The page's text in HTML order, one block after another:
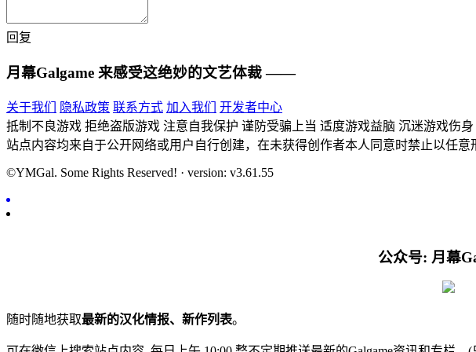
回复
月幕Galgame 来感受这绝妙的文艺体裁 ——
关于我们 隐私政策 联系方式 加入我们
开发者中心
抵制不良游戏 拒绝盗版游戏 注意自我保护 谨防受骗上当 适度游戏益脑 沉迷游戏伤
站点内容均来自于公开网络或用户自行创建，在未获得创作者本人同意时禁止以任意
©YMGal. Some Rights Reserved! · version: v3.61.55
公众号: 月幕
随时随地获取最新的汉化情报、新作列表。